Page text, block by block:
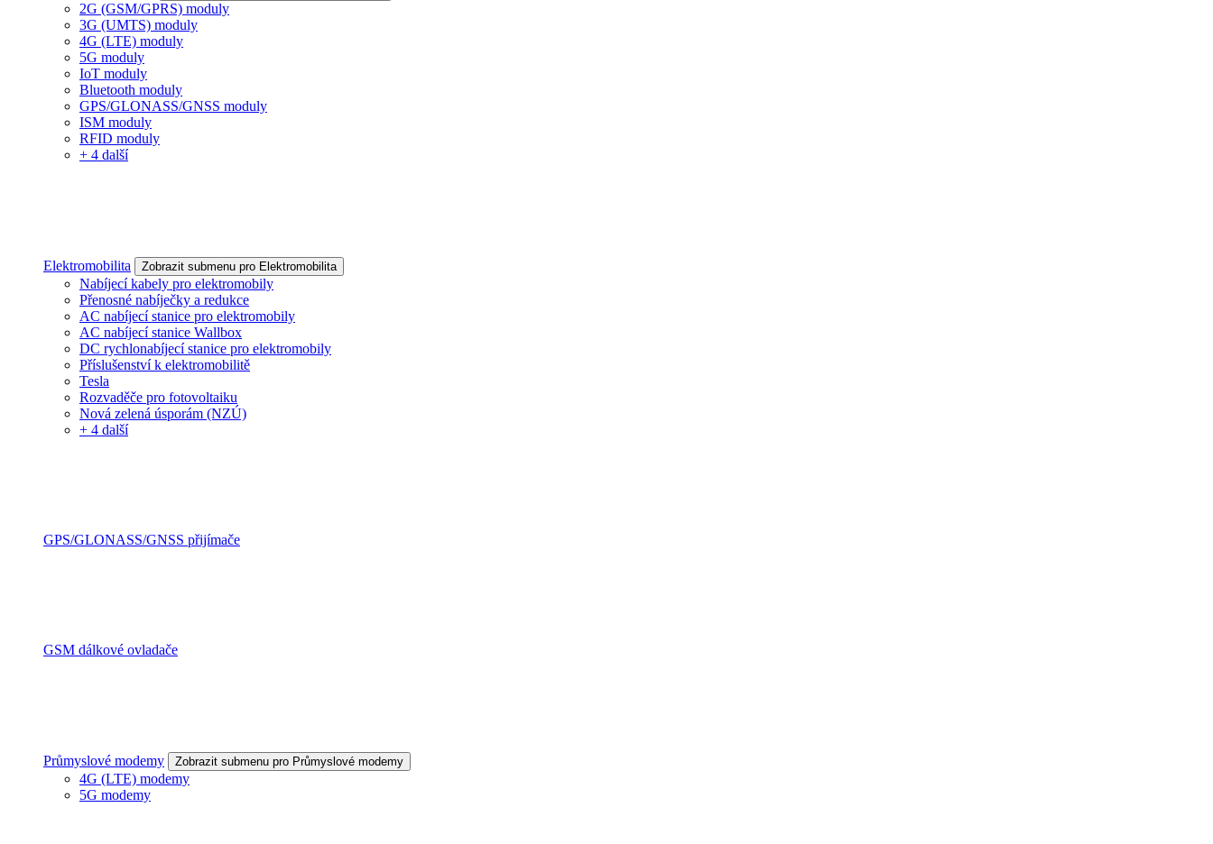
2G (GSM/GPRS) moduly
3G (UMTS) moduly
4G (LTE) moduly
5G moduly
IoT moduly
Bluetooth moduly
GPS/GLONASS/GNSS moduly
ISM moduly
RFID moduly
+ 4 další
Elektromobilita Zobrazit submenu pro Elektromobilita
Nabíjecí kabely pro elektromobily
Přenosné nabíječky a redukce
AC nabíjecí stanice pro elektromobily
AC nabíjecí stanice Wallbox
DC rychlonabíjecí stanice pro elektromobily
Příslušenství k elektromobilitě
Tesla
Rozvaděče pro fotovoltaiku
Nová zelená úsporám (NZÚ)
+ 4 další
GPS/GLONASS/GNSS přijímače
GSM dálkové ovladače
Průmyslové modemy Zobrazit submenu pro Průmyslové modemy
4G (LTE) modemy
5G modemy